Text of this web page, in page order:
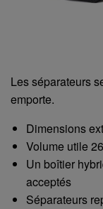
Les séparateurs
emporte.
Dimensions
Volume utile
Un boîtier
acceptés
Séparateurs